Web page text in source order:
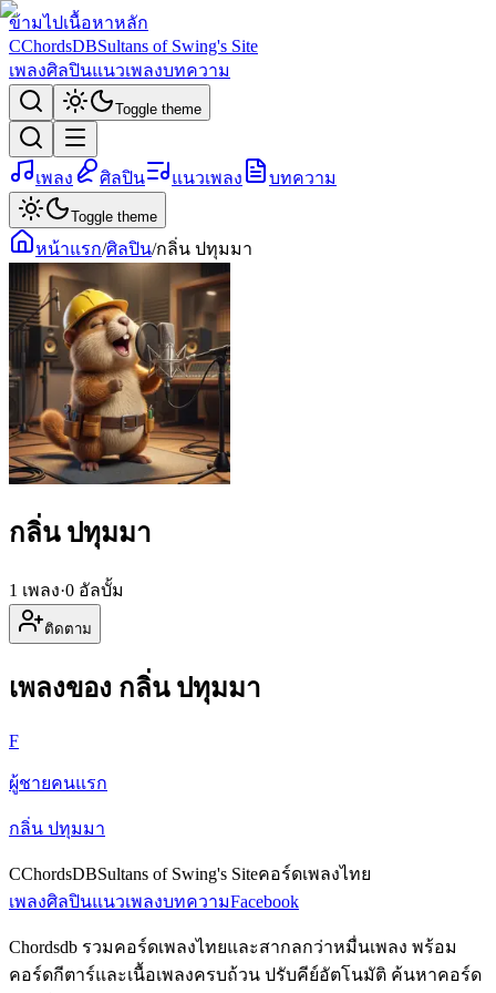
ข้ามไปเนื้อหาหลัก
CChordsDBSultans of Swing's Site
เพลงศิลปินแนวเพลงบทความ
Toggle theme
เพลง ศิลปิน แนวเพลง บทความ
Toggle theme
หน้าแรก/ศิลปิน/กลิ่น ปทุมมา
กลิ่น ปทุมมา
1 เพลง·0 อัลบั้ม
ติดตาม
เพลงของ กลิ่น ปทุมมา
F
ผู้ชายคนแรก
กลิ่น ปทุมมา
CChordsDBSultans of Swing's Siteคอร์ดเพลงไทย
เพลงศิลปินแนวเพลงบทความFacebook
Chordsdb รวมคอร์ดเพลงไทยและสากลกว่าหมื่นเพลง พร้อม
คอร์ดกีตาร์และเนื้อเพลงครบถ้วน ปรับคีย์อัตโนมัติ ค้นหาคอร์ด